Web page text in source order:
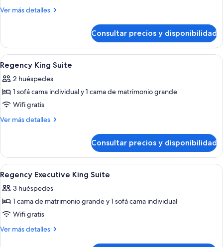
individuales
Ver más detalles
Más
2
camas
individuales
Consultar precios y disponibilidad
Abrir
todas
las
fotos
de
Regency
Minibar, caja fuerte, cortinas opacas
9
Regency King Suite
2 huéspedes
1 sofá cama individual y 1 cama de matrimonio grande
Wifi gratis
Ver más detalles
Más
King
Suite
Consultar precios y disponibilidad
Abrir
todas
las
fotos
de
Regency
Minibar, caja fuerte, cortinas opacas
8
Regency Executive King Suite
3 huéspedes
1 cama de matrimonio grande y 1 sofá cama individual
Wifi gratis
Ver más detalles
Más